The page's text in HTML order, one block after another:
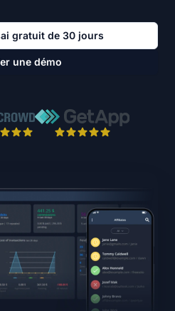
gratuit de 30 jours
une démo